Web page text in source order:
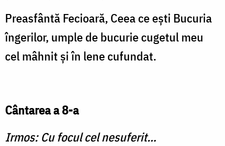
Preasfântă Fecioară, Ceea ce eşti Bucuria
îngerilor, umple de bucurie cugetul meu
cel mâhnit şi în lene cufundat.
Cântarea a 8-a
Irmos: Cu focul cel nesuferit...